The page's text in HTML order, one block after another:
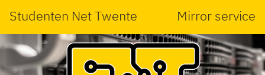
Studenten Net Twente Mirror service